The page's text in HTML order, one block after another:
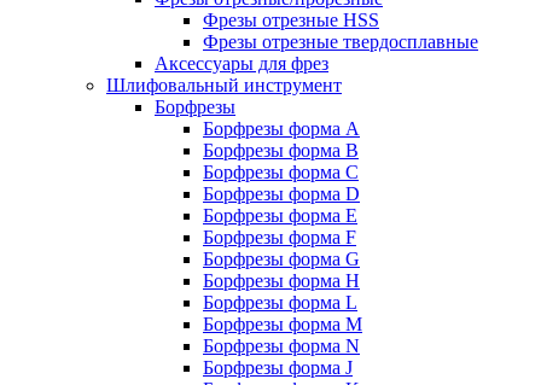
Фрезы отрезные HSS
Фрезы отрезные твердосплавные
Аксессуары для фрез
Шлифовальный инструмент
Борфрезы
Борфрезы форма A
Борфрезы форма B
Борфрезы форма C
Борфрезы форма D
Борфрезы форма E
Борфрезы форма F
Борфрезы форма G
Борфрезы форма H
Борфрезы форма L
Борфрезы форма M
Борфрезы форма N
Борфрезы форма J